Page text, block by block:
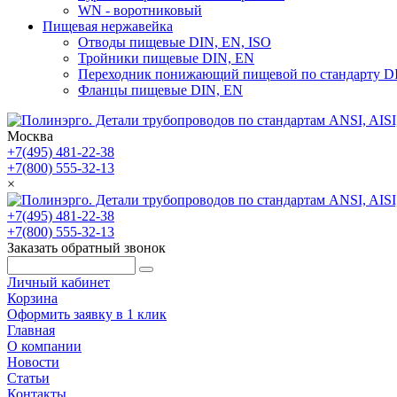
WN - воротниковый
Пищевая нержавейка
Отводы пищевые DIN, EN, ISO
Тройники пищевые DIN, EN
Переходник понижающий пищевой по стандарту
Фланцы пищевые DIN, EN
Москва
+7(495) 481-22-38
+7(800) 555-32-13
×
+7(495) 481-22-38
+7(800) 555-32-13
Заказать обратный звонок
Личный кабинет
Корзина
Оформить заявку в 1 клик
Главная
О компании
Новости
Статьи
Контакты